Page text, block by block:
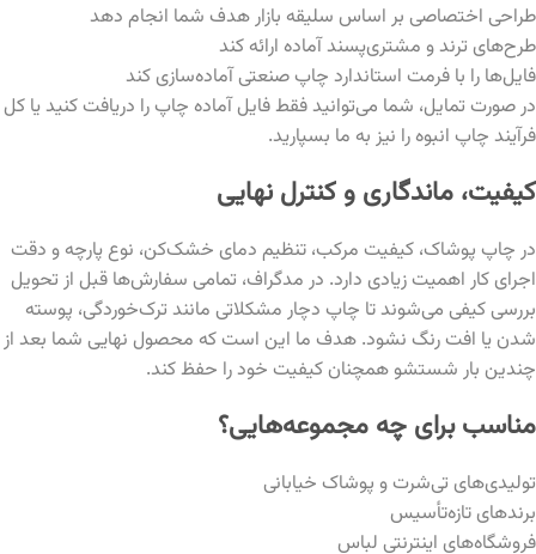
طراحی اختصاصی بر اساس سلیقه بازار هدف شما انجام دهد
طرح‌های ترند و مشتری‌پسند آماده ارائه کند
فایل‌ها را با فرمت استاندارد چاپ صنعتی آماده‌سازی کند
در صورت تمایل، شما می‌توانید فقط فایل آماده چاپ را دریافت کنید یا کل
فرآیند چاپ انبوه را نیز به ما بسپارید.
کیفیت، ماندگاری و کنترل نهایی
در چاپ پوشاک، کیفیت مرکب، تنظیم دمای خشک‌کن، نوع پارچه و دقت
اجرای کار اهمیت زیادی دارد. در مدگراف، تمامی سفارش‌ها قبل از تحویل
بررسی کیفی می‌شوند تا چاپ دچار مشکلاتی مانند ترک‌خوردگی، پوسته
شدن یا افت رنگ نشود. هدف ما این است که محصول نهایی شما بعد از
چندین بار شستشو همچنان کیفیت خود را حفظ کند.
مناسب برای چه مجموعه‌هایی؟
تولیدی‌های تی‌شرت و پوشاک خیابانی
برندهای تازه‌تأسیس
فروشگاه‌های اینترنتی لباس